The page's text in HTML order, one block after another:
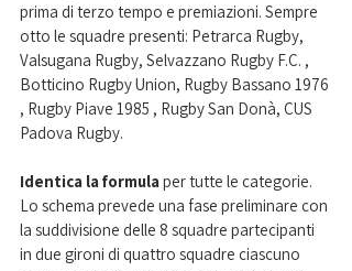
prima di terzo tempo e premiazioni. Sempre
otto le squadre presenti: Petrarca Rugby,
Valsugana Rugby, Selvazzano Rugby F.C. ,
Botticino Rugby Union, Rugby Bassano 1976
, Rugby Piave 1985 , Rugby San Donà, CUS
Padova Rugby.
Identica la formula per tutte le categorie.
Lo schema prevede una fase preliminare con
la suddivisione delle 8 squadre partecipanti
in due gironi di quattro squadre ciascuno